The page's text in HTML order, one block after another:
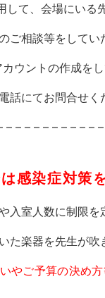
して、会場にいる
ご相談等をしてい
ウントの作成を
話にてお問合せく
– – – – – – – – – –
感染症対策
入室人数に制限を
た楽器を先生が吹
やご予算の決め